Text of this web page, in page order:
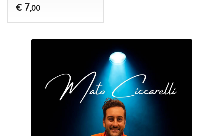
€ 7,00